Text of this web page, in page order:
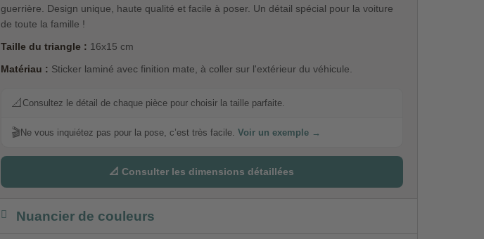
guerrière. Design unique, haute qualité et facile à poser. Un détail spécial pour la voiture
de toute la famille !
Taille du triangle : 16x15 cm
Matériau : Sticker laminé avec finition mate, à coller sur l'extérieur du véhicule.
📐 Consultez le détail de chaque pièce pour choisir la taille parfaite.
🎬Ne vous inquiétez pas pour la pose, c’est très facile. Voir un exemple →
📐 Consulter les dimensions détaillées
Nuancier de couleurs